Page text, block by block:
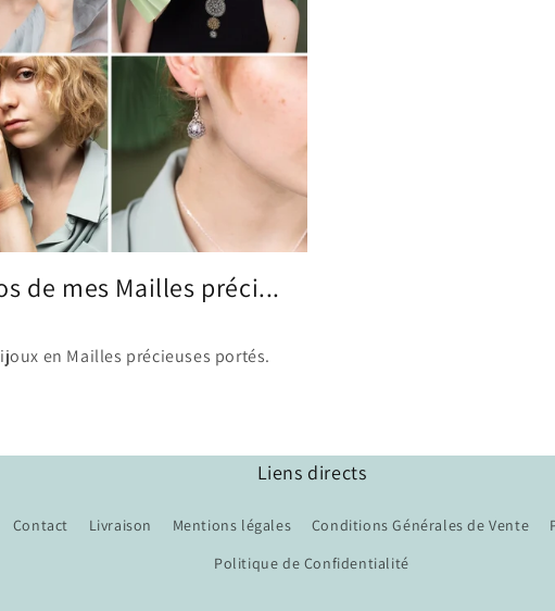
de mes Mailles préci...
en Mailles précieuses portés.
Liens directs
Contact Livraison Mentions légales Conditions Générales de Vente
Politique de Confidentialité